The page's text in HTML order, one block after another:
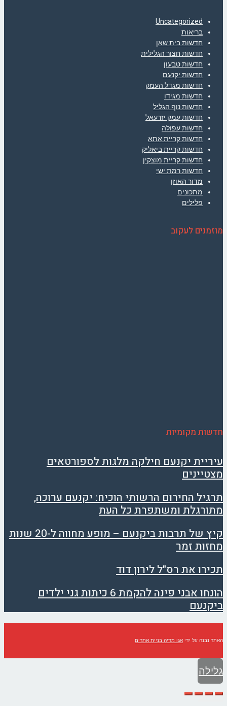
Uncategorized
בריאות
חדשות בית שאן
חדשות חצור הגלילית
חדשות טבעון
חדשות יקנעם
חדשות מגדל העמק
חדשות מגידו
חדשות נוף הגליל
חדשות עמק יזרעאל
חדשות עפולה
חדשות קריית אתא
חדשות קריית ביאליק
חדשות קריית מוצקין
חדשות רמת ישי
מדור האוזן
מתכונים
פלילים
מוזמנים לעקוב
חדשות מקומיות
עיריית יקנעם חילקה מלגות לספורטאים
מצטיינים
תרגיל החירום הרשותי הוכיח: יקנעם ערוכה,
מתורגלת ומשתפרת כל העת
קיץ של תרבות ביקנעם – מופע מחווה ל-20 שנות
מחזות זמר
תכירו את רס"ל לירון דוד
הונחו אבני פינה להקמת 6 כיתות גני ילדים
ביקנעם
האתר נבנה על ידי אגו מדיה בניית אתרים
גלילה
לראש